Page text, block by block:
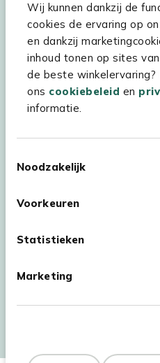
Wij kunnen dankzij de
cookies de ervaring op
en dankzij
inhoud tonen op sites
de beste winkelervaring?
ons cookiebeleid en
informatie.
Noodzakelijk
Voorkeuren
Statistieken
Marketing
Assortiment
Kees Smit Tuinmeubelen
Experience Stores XXL